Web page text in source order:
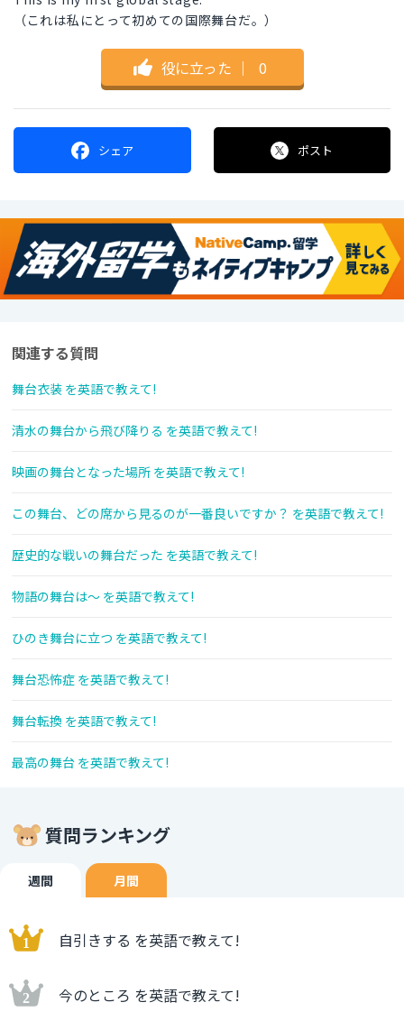
（これは私にとって初めての国際舞台だ。）
役に立った ｜ 0
シェア ポスト
関連する質問
舞台衣装 を英語で教えて!
清水の舞台から飛び降りる を英語で教えて!
映画の舞台となった場所 を英語で教えて!
この舞台、どの席から見るのが一番良いですか？ を英語で教えて!
歴史的な戦いの舞台だった を英語で教えて!
物語の舞台は〜 を英語で教えて!
ひのき舞台に立つ を英語で教えて!
舞台恐怖症 を英語で教えて!
舞台転換 を英語で教えて!
最高の舞台 を英語で教えて!
質問ランキング
週間 月間
自引きする を英語で教えて!
今のところ を英語で教えて!